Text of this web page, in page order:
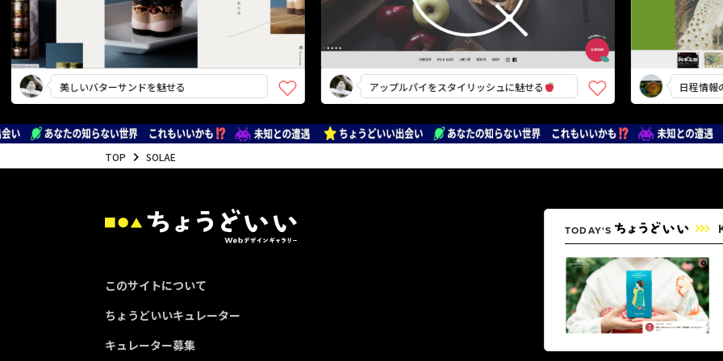
美しいバターサンドを魅せる アップルパイをスタイリッシュに魅せる 日程情報のまと
TOP SOLAE
このサイトについて
ちょうどいいキュレーター
キュレーター募集
TODAY'S